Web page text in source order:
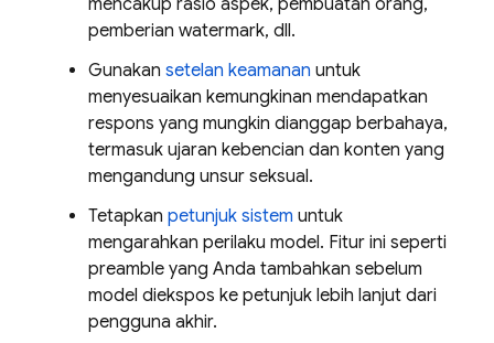
mencakup rasio aspek, pembuatan orang,
pemberian watermark, dll.
Gunakan setelan keamanan untuk
menyesuaikan kemungkinan mendapatkan
respons yang mungkin dianggap berbahaya,
termasuk ujaran kebencian dan konten yang
mengandung unsur seksual.
Tetapkan petunjuk sistem untuk
mengarahkan perilaku model. Fitur ini seperti
preamble yang Anda tambahkan sebelum
model diekspos ke petunjuk lebih lanjut dari
pengguna akhir.